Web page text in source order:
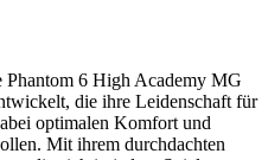
6 High Academy MG
die ihre Leidenschaft für
optimalen Komfort und
Mit ihrem durchdachten